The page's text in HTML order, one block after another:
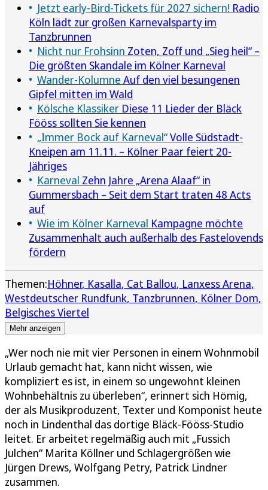
Jetzt early-Bird-Tickets für 2027 sichern! Radio
Köln lädt zur großen Karnevalsparty im
Tanzbrunnen
Nicht nur Frohsinn Zoten, Zoff und „Sieg heil“ –
Die größten Skandale im Kölner Karneval
Wander-Kolumne Auf den viel besungenen
Gipfel mitten im Wald
Kölsche Klassiker Diese 11 Lieder der Bläck
Fööss sollten Sie kennen
„Immer Bock auf Karneval“Volle Südstadt-
Kneipen am 11.11. – Kölner Paar feiert 20-
Jähriges
Karneval Zehn Jahre „Arena Alaaf“ in
Gummersbach – Seit dem Start traten 48 Acts
auf
Wie im Kölner Karneval Kampagne möchte
Zusammenhalt auch außerhalb des Fastelovends
fördern
Themen:Höhner Kasalla Cat Ballou Lanxess Arena
Westdeutscher Rundfunk Tanzbrunnen Kölner Dom
Belgisches Viertel
Mehr anzeigen
„Wer noch nie mit vier Personen in einem Wohnmobil
Urlaub gemacht hat, kann nicht wissen, wie
kompliziert es ist, in einem so ungewohnt kleinen
Wohnbehältnis zu überleben“, erinnert sich Hömig,
der als Musikproduzent, Texter und Komponist heute
noch in Lindenthal das dortige Bläck-Fööss-Studio
leitet. Er arbeitet regelmäßig auch mit „Fussich
Julchen“ Marita Köllner und Schlagergrößen wie
Jürgen Drews, Wolfgang Petry, Patrick Lindner
zusammen.